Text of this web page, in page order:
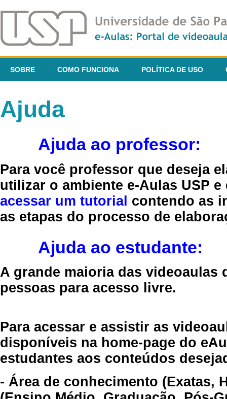
SOBRE COMO FUNCIONA POLÍTICA DE USO
Ajuda
Ajuda ao professor:
Para você professor que deseja
utilizar o ambiente e-Aulas USP
acessar um tutorial contendo as
as etapas do processo de
Ajuda ao estudante:
A grande maioria das videoaulas
pessoas para acesso livre.
Para acessar e assistir as
disponíveis na home-page do
estudantes aos conteúdos
- Área de conhecimento (Exatas,